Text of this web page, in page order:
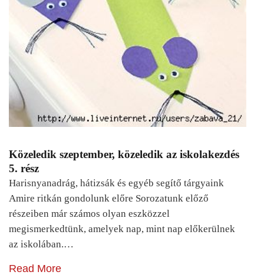
Közeledik szeptember, közeledik az iskolakezdés
5. rész
Harisnyanadrág, hátizsák és egyéb segítő tárgyaink
Amire ritkán gondolunk előre Sorozatunk előző
részeiben már számos olyan eszközzel
megismerkedtünk, amelyek nap, mint nap előkerülnek
az iskolában.…
Read More